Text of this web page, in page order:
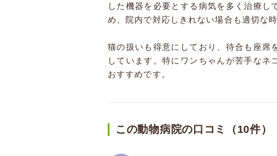
した機器を必要とする病気を多く治療
め、院内で対応しきれない場合も適切な
猫の扱いも得意にしており、待合も座席
しています。特にワンちゃんが苦手なネ
おすすめです。
この動物病院の口コミ（10件）